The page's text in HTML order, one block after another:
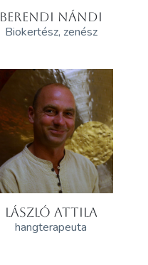
BERENDI NÁNDI
Biokertész, zenész
LÁSZLÓ ATTILA
hangterapeuta